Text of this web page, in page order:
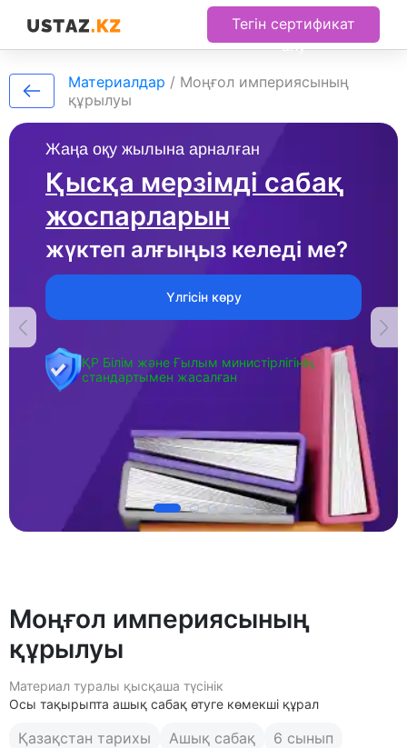
Тегін сертификат
алу
Жаңа оқу жылына арналған
Қысқа мерзімді сабақ
жоспарларын
жүктеп алғыңыз келеді ме?
Үлгісін көру
ҚР Білім және Ғылым министірлігінің
стандартымен жасалған
Материалдар / Моңғол империясының
құрылуы
Моңғол империясының
құрылуы
Материал туралы қысқаша түсінік
Осы тақырыпта ашық сабақ өтуге көмекші құрал
Қазақстан тарихы Ашық сабақ 6 сынып